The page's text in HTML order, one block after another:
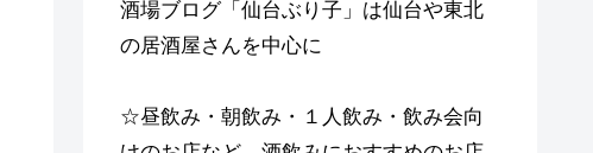
酒場ブログ「仙台ぶり子」は仙台や東北
の居酒屋さんを中心に
☆昼飲み・朝飲み・１人飲み・飲み会向